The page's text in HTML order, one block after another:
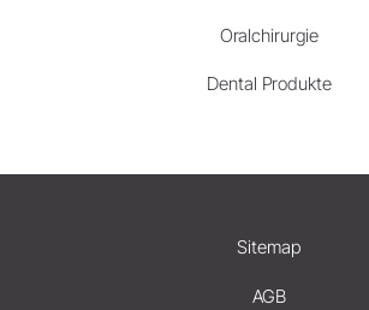
Oralchirurgie
Dental Produkte
Sitemap
AGB